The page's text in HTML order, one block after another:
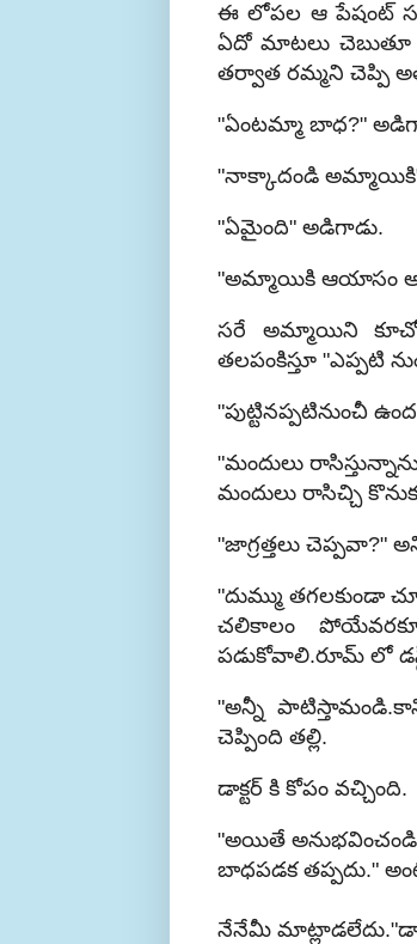
ఈ లోపల ఆ పేషంట్
ఏదో మాటలు చెబుతూ
తర్వాత రమ్మని చెప్పి
"ఏంటమ్మా బాధ?"
"నాక్కాదండి అమ్మాయికి"
"ఏమైంది" అడిగాడు.
"అమ్మాయికి ఆయాసం
సరే అమ్మాయిని
తలపంకిస్తూ "ఎప్పటి
"పుట్టినప్పటినుంచీ
"మందులు
మందులు రాసిచ్చి
"జాగ్రత్తలు చెప్పవా?"
"దుమ్ము తగలకుండా
చలికాలం పోయేవరకూ
పడుకోవాలి.రూమ్ లో
"అన్నీ
చెప్పింది తల్లి.
డాక్టర్ కి కోపం వచ్చింది.
"అయితే
బాధపడక తప్పదు."
నేనేమీ